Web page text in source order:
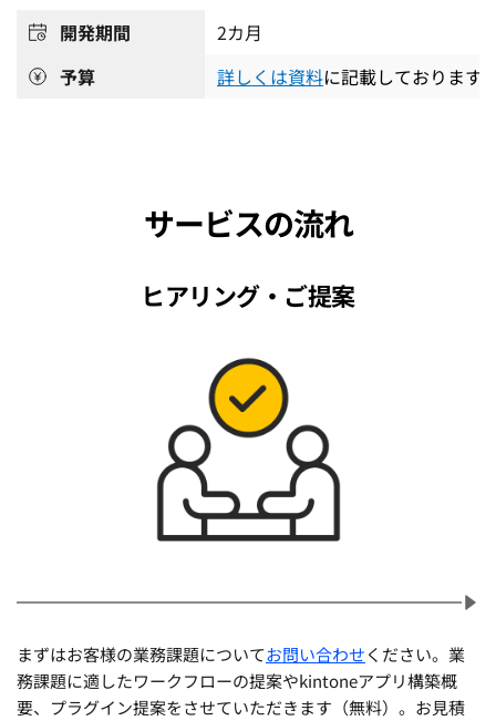
開発期間 2カ月
予算
詳しくは資料に記載しております
サービスの流れ
ヒアリング・ご提案
まずはお客様の業務課題についてお問い合わせください。業
務課題に適したワークフローの提案やkintoneアプリ構築概
要、プラグイン提案をさせていただきます（無料）。お見積